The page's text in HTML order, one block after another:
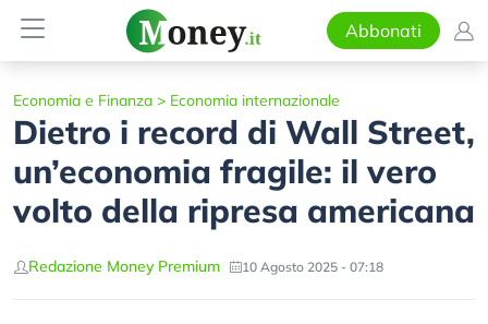
Abbonati
Economia e Finanza > Economia internazionale
Dietro i record di Wall Street,
un’economia fragile: il vero
volto della ripresa americana
Redazione Money Premium 10 Agosto 2025 - 07:18